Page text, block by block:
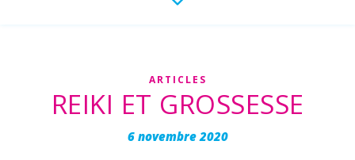
ARTICLES
REIKI ET GROSSESSE
6 novembre 2020